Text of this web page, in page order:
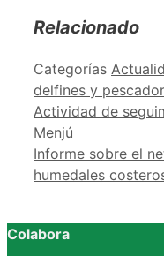
Relacionado
Categorías
delfines y
Actividad de
Menjú
Informe sobre el
humedales
Colabora